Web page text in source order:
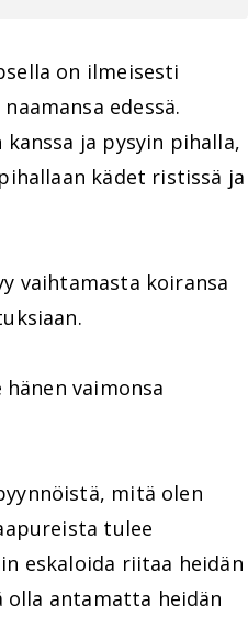
on ilmeisesti
edessä.
ja pysyin pihalla,
kädet ristissä ja
vaihtamasta koiransa
vaimonsa
mitä olen
tulee
eskaloida riitaa heidän
olla antamatta heidän